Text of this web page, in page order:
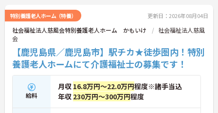
さい。更に詳細などお伝えします。
特別養護老人ホーム（特養） 更新日：2026年08月04日
社会福祉法人慈風会特別養護老人ホーム かもいけ
社会福祉法人慈風
会
【鹿児島県／鹿児島市】駅チカ★徒歩圏内！特別
養護老人ホームにて介護福祉士の募集です！
給料
月収 16.8万円～22.0万円程度※諸手当込
年収 230万円～300万円程度